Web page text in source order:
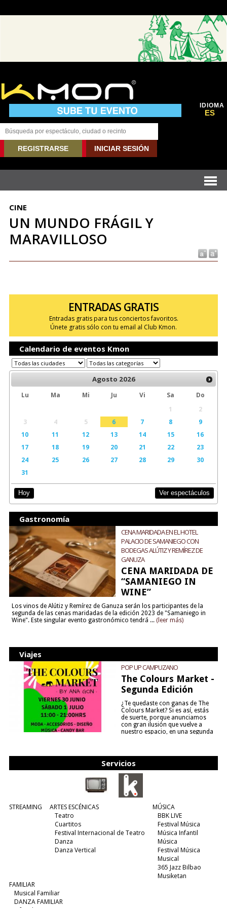
IDIOMA
ES
REGISTRARSE INICIAR SESIÓN
CINE
UN MUNDO FRÁGIL Y
MARAVILLOSO
ENTRADAS GRATIS
Entradas gratis para tus conciertos favoritos.
Únete gratis sólo con tu email al Club Kmon.
Calendario de eventos Kmon
Agosto 2026
Lu Ma Mi Ju Vi Sa
Do
1
2
3
4 5 6 7 8
9
10
11 12 13 14 15
16
17
18 19 20 21 22
23
24
25 26 27 28 29
30
31
Hoy Ver espectáculos
Gastronomía
CENA MARIDADA EN EL HOTEL
PALACIO DE SAMANIEGO CON
BODEGAS ALÚTIZ Y REMÍREZ DE
GANUZA
CENA MARIDADA DE
“SAMANIEGO IN
WINE”
Los vinos de Alútiz y Remírez de Ganuza serán los participantes de la
segunda de las cenas maridadas de la edición 2023 de "Samaniego in
Wine". Este singular evento gastronómico tendrá ... (leer más)
Viajes
POP UP CAMPUZANO
The Colours Market -
Segunda Edición
¿Te quedaste con ganas de The
Colours Market? Si es así, estás
de suerte, porque anunciamos
con gran ilusión que vuelve a
nuestro espacio, en una segunda
Servicios
STREAMING
ARTES ESCÉNICAS
Teatro
Cuartitos
Festival Internacional de Teatro
Danza
Danza Vertical
MÚSICA
BBK LIVE
Festival Música
Música Infantil
Música
Festival Música
Musical
365 Jazz Bilbao
Musiketan
FAMILIAR
Musical Familiar
DANZA FAMILIAR